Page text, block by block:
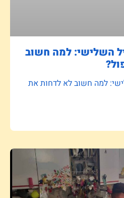
השלישי: למה חשוב
למה חשוב לא לדחות את